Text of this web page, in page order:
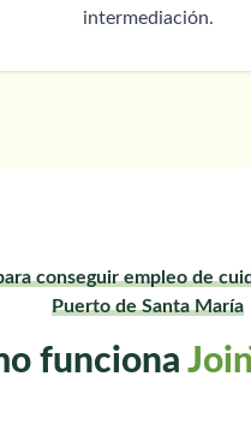
intermediación.
conseguir empleo de
Puerto de Santa María
funciona